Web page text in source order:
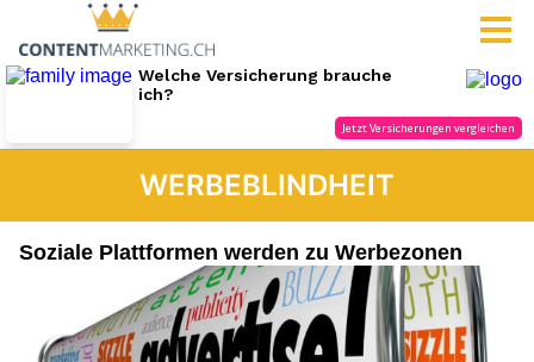
WERBEBLINDHEIT
Soziale Plattformen werden zu Werbezonen